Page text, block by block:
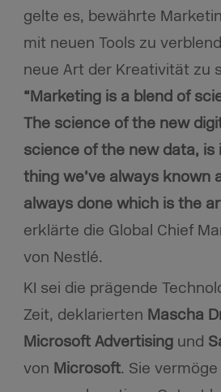
gelte es, bewährte
mit neuen Tools zu
neue Art der Kreativität zu
“Marketing is a blend of
The science of the new
science of the new data, is
thing we’ve always known
always done which is the
erklärte die Global Chief
von Nestlé.
KI sei die prägende
Zeit, deklarierten Mascha
Microsoft Advertisingund
von Microsoft. Sie